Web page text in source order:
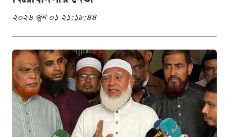
২০২৬ জুন ০১ ২১:১৮:৪৪